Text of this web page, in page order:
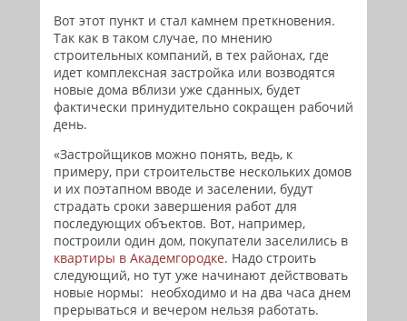
Вот этот пункт и стал камнем преткновения.
Так как в таком случае, по мнению
строительных компаний, в тех районах, где
идет комплексная застройка или возводятся
новые дома вблизи уже сданных, будет
фактически принудительно сокращен рабочий
день.
«Застройщиков можно понять, ведь, к
примеру, при строительстве нескольких домов
и их поэтапном вводе и заселении, будут
страдать сроки завершения работ для
последующих объектов. Вот, например,
построили один дом, покупатели заселились в
квартиры в Академгородке. Надо строить
следующий, но тут уже начинают действовать
новые нормы: необходимо и на два часа днем
прерываться и вечером нельзя работать.